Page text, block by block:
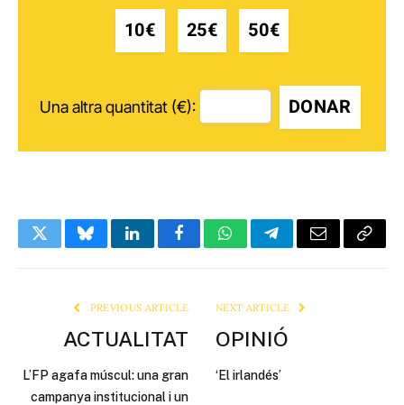
10€ 25€ 50€
Una altra quantitat (€): DONAR
TwitterBlueskyLinkedInFacebookWhatsAppTelegramEmail Copy
PREVIOUS ARTICLE
ACTUALITAT
L’FP agafa múscul: una gran
campanya institucional i un
NEXT ARTICLE
OPINIÓ
‘El irlandés’